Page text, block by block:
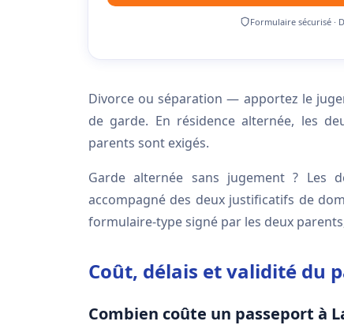
Formulaire sécurisé ·
Divorce ou séparation — apportez le
de garde. En résidence alternée, les
parents sont exigés.
Garde alternée sans jugement ? Les
accompagné des deux justificatifs de
formulaire-type signé par les deux
Coût, délais et validité du
Combien coûte un passeport à